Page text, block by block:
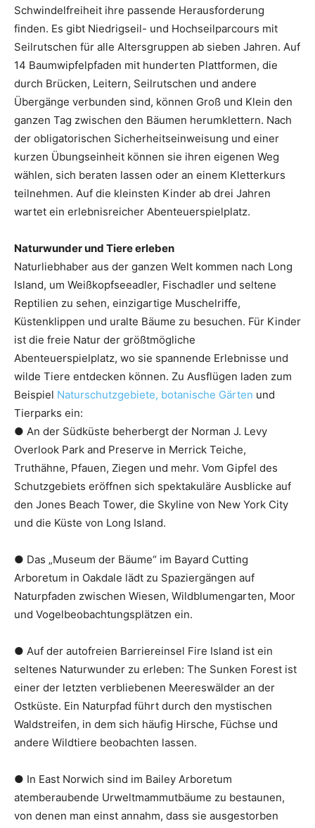
Schwindelfreiheit ihre passende Herausforderung
finden. Es gibt Niedrigseil- und Hochseilparcours mit
Seilrutschen für alle Altersgruppen ab sieben Jahren. Auf
14 Baumwipfelpfaden mit hunderten Plattformen, die
durch Brücken, Leitern, Seilrutschen und andere
Übergänge verbunden sind, können Groß und Klein den
ganzen Tag zwischen den Bäumen herumklettern. Nach
der obligatorischen Sicherheitseinweisung und einer
kurzen Übungseinheit können sie ihren eigenen Weg
wählen, sich beraten lassen oder an einem Kletterkurs
teilnehmen. Auf die kleinsten Kinder ab drei Jahren
wartet ein erlebnisreicher Abenteuerspielplatz.
Naturwunder und Tiere erleben
Naturliebhaber aus der ganzen Welt kommen nach Long
Island, um Weißkopfseeadler, Fischadler und seltene
Reptilien zu sehen, einzigartige Muschelriffe,
Küstenklippen und uralte Bäume zu besuchen. Für Kinder
ist die freie Natur der größtmögliche
Abenteuerspielplatz, wo sie spannende Erlebnisse und
wilde Tiere entdecken können. Zu Ausflügen laden zum
Beispiel Naturschutzgebiete, botanische Gärten und
Tierparks ein:
● An der Südküste beherbergt der Norman J. Levy
Overlook Park and Preserve in Merrick Teiche,
Truthähne, Pfauen, Ziegen und mehr. Vom Gipfel des
Schutzgebiets eröffnen sich spektakuläre Ausblicke auf
den Jones Beach Tower, die Skyline von New York City
und die Küste von Long Island.
● Das „Museum der Bäume“ im Bayard Cutting
Arboretum in Oakdale lädt zu Spaziergängen auf
Naturpfaden zwischen Wiesen, Wildblumengarten, Moor
und Vogelbeobachtungsplätzen ein.
● Auf der autofreien Barriereinsel Fire Island ist ein
seltenes Naturwunder zu erleben: The Sunken Forest ist
einer der letzten verbliebenen Meereswälder an der
Ostküste. Ein Naturpfad führt durch den mystischen
Waldstreifen, in dem sich häufig Hirsche, Füchse und
andere Wildtiere beobachten lassen.
● In East Norwich sind im Bailey Arboretum
atemberaubende Urweltmammutbäume zu bestaunen,
von denen man einst annahm, dass sie ausgestorben